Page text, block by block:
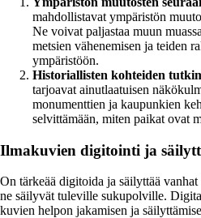
mahdollistavat ympäristön
Ne voivat paljastaa muun
metsien vähenemisen ja teiden
ympäristöön.
Historiallisten kohteiden
tarjoavat ainutlaatuisen
monumenttien ja kaupunkien
selvittämään, miten paikat ovat
Ilmakuvien digitointi ja
On tärkeää digitoida ja säilyttää
ne säilyvät tuleville sukupolville.
kuvien helpon jakamisen ja